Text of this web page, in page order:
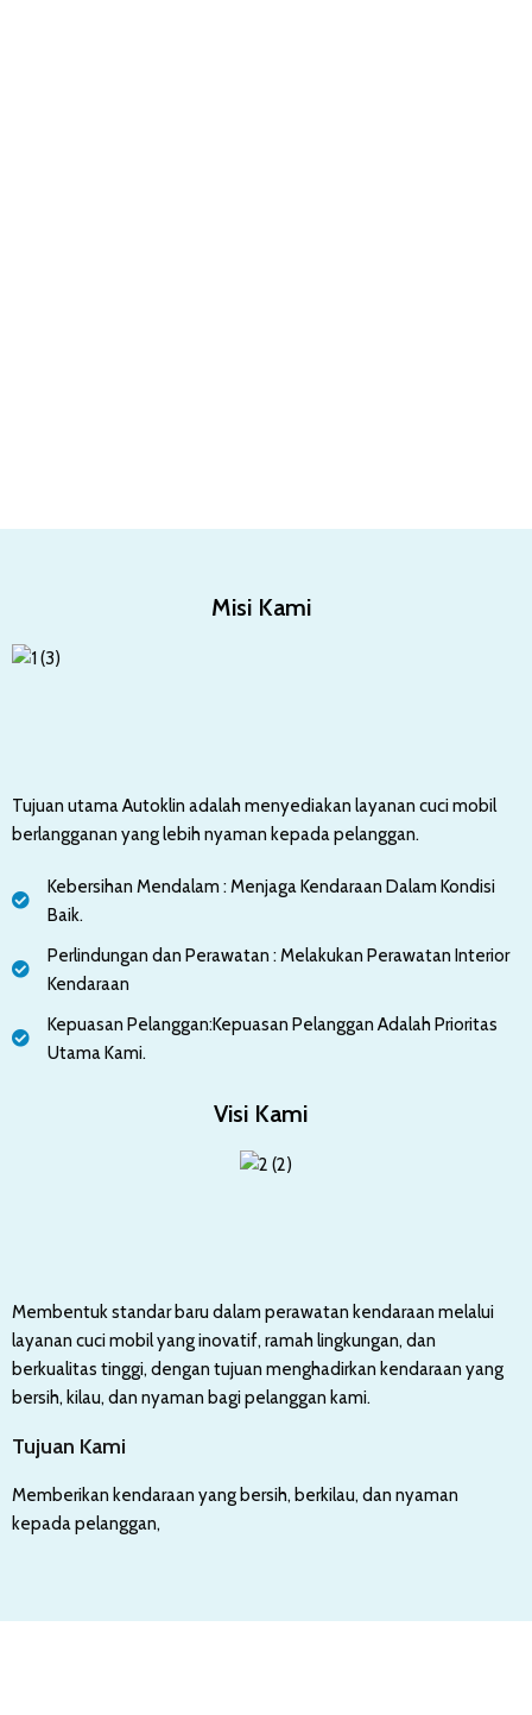
Misi Kami
Tujuan utama Autoklin adalah menyediakan layanan cuci mobil
berlangganan yang lebih nyaman kepada pelanggan.
Kebersihan Mendalam : Menjaga Kendaraan Dalam Kondisi
Baik.
Perlindungan dan Perawatan : Melakukan Perawatan Interior
Kendaraan
Kepuasan Pelanggan:Kepuasan Pelanggan Adalah Prioritas
Utama Kami.
Visi Kami
Membentuk standar baru dalam perawatan kendaraan melalui
layanan cuci mobil yang inovatif, ramah lingkungan, dan
berkualitas tinggi, dengan tujuan menghadirkan kendaraan yang
bersih, kilau, dan nyaman bagi pelanggan kami.
Tujuan Kami
Memberikan kendaraan yang bersih, berkilau, dan nyaman
kepada pelanggan,